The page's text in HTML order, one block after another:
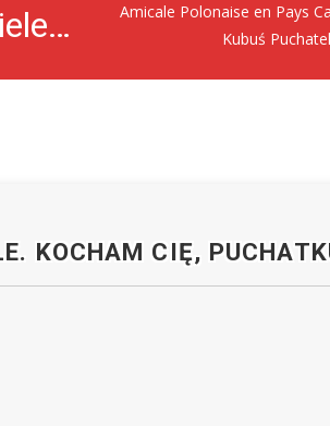
Disney: Kubuś Puchatek i przyjaciele. Kocham Cię, Puchatku!
Amicale Polonaise en Pays
Kubuś
KOCHAM CIĘ,